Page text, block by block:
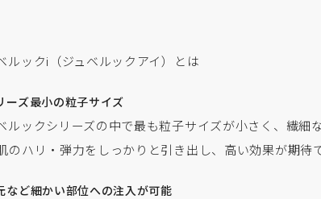
ルックi（ジュベルックアイ）とは
ズ最小の粒子サイズ
ルックシリーズの中で最も粒子サイズが小さく、繊
のハリ・弾力をしっかりと引き出し、高い効果が期待
ど細かい部位への注入が可能